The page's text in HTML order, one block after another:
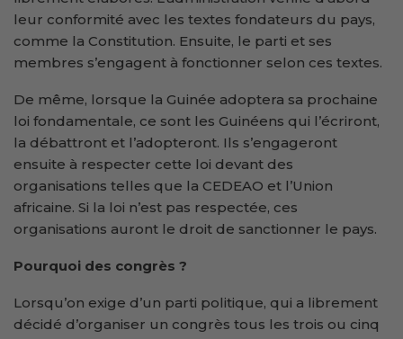
leur conformité avec les textes fondateurs du pays,
comme la Constitution. Ensuite, le parti et ses
membres s’engagent à fonctionner selon ces textes.
De même, lorsque la Guinée adoptera sa prochaine
loi fondamentale, ce sont les Guinéens qui l’écriront,
la débattront et l’adopteront. Ils s’engageront
ensuite à respecter cette loi devant des
organisations telles que la CEDEAO et l’Union
africaine. Si la loi n’est pas respectée, ces
organisations auront le droit de sanctionner le pays.
Pourquoi des congrès ?
Lorsqu’on exige d’un parti politique, qui a librement
décidé d’organiser un congrès tous les trois ou cinq